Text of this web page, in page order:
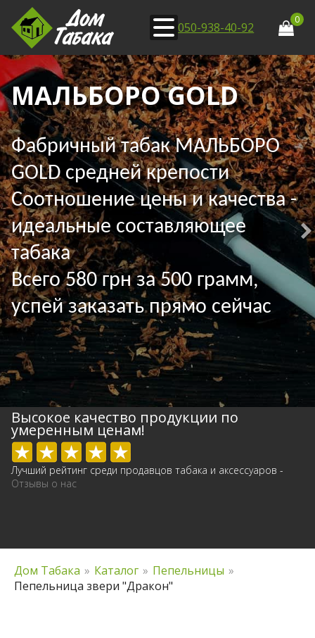
050-938-40-92
0
МАЛЬБОРО GOLD
Фабричный табак МАЛЬБОРО
GOLD средней крепости
Соотношение цены и качества -
идеальные составляющее
табака
Всего 580 грн за 500 грамм,
успей заказать прямо сейчас
Высокое качество продукции по
умеренным ценам!
Лучший рейтинг среди продавцов табака и аксессуаров -
Отзывы о нас
Дом Табака » Каталог » Пепельницы »
Пепельница звери "Дракон"